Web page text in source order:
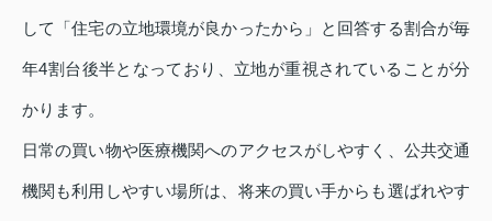
して「住宅の立地環境が良かったから」と回答する割合が毎
年4割台後半となっており、立地が重視されていることが分
かります。
日常の買い物や医療機関へのアクセスがしやすく、公共交通
機関も利用しやすい場所は、将来の買い手からも選ばれやす